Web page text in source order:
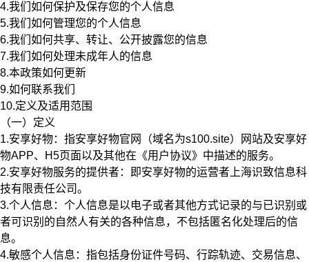
4.我们如何保护及保存您的个人信息
5.我们如何管理您的个人信息
6.我们如何共享、转让、公开披露您的信息
7.我们如何处理未成年人的信息
8.本政策如何更新
9.如何联系我们
10.定义及适用范围
（一）定义
1.安享好物： 指安享好物官网（域名为s100.site）网站及安享好
物APP、H5页面以及其他在《用户协议》中描述的服务。
2.安享好物服务的提供者：
即安享好物的运营者上海识致信息科
技有限责任公司。
3.个人信息 ：个人信息是以电子或者其他方式记录的与已识别或
者可识别的自然人有关的各种信息，不包括匿名化处理后的信
息。
4.敏感个人信息： 指包括身份证件号码、行踪轨迹、交易信息、